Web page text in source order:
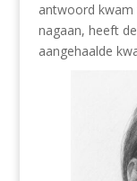
antwoord kwam
nagaan, heeft
aangehaalde